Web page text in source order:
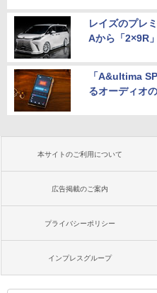
レイズのプレ
Aから「2×9R
「A&ultima
るオーディオ
本サイトのご利用について
広告掲載のご案内
プライバシーポリシー
インプレスグループ